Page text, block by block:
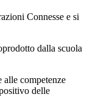
Connesse e si
dalla scuola
alle competenze
delle